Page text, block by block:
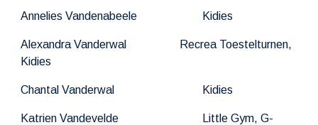
Annelies Vandenabeele Kidies
Alexandra Vanderwal Recrea Toestel turnen,
Kidies
Chantal Vanderwal Kidies
Katrien Vandevelde
Little Gym, G-